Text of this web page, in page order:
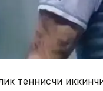
теннисчи